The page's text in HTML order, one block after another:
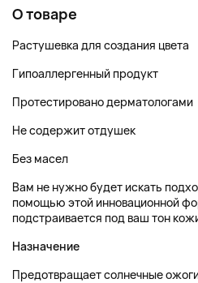
О товаре
Растушевка для создания цвета
Гипоаллергенный продукт
Протестировано дерматологами
Не содержит отдушек
Без масел
Вам не нужно будет искать
помощью этой инновационной
подстраивается под ваш тон
Назначение
Предотвращает солнечные